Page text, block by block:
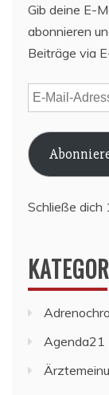
Gib deine E-
abonnieren
Beiträge via
E-
Mail-
Adresse
Schließe dich
Agenda21